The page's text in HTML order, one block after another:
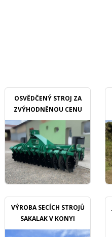
OSVĚDČENÝ STROJ ZA
ZVÝHODNĚNOU CENU
VÝROBA SECÍCH STROJŮ
SAKALAK V KONYI